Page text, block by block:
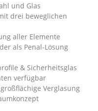
und Glas
drei beweglichen
aller Elemente
als Penal-Lösung
& Sicherheitsglas
verfügbar
Verglasung